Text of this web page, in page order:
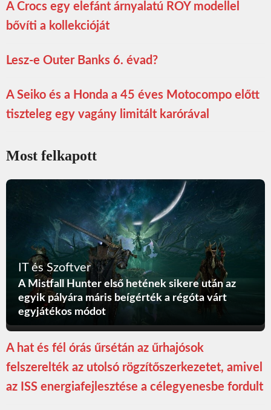
A Crocs egy elefánt árnyalatú ROY modellel
bővíti a kollekcióját
Lesz-e Outer Banks 6. évad?
A Seiko és a Honda a 45 éves Motocompo előtt
tiszteleg egy vagány limitált karórával
Most felkapott
IT és Szoftver
A Mistfall Hunter első hetének sikere után az
egyik pályára máris beígérték a régóta várt
egyjátékos módot
A hat és fél órás űrsétán az űrhajósok
felszerelték az utolsó rögzítőszerkezetet, amivel
az ISS energiafejlesztése a célegyenesbe fordult